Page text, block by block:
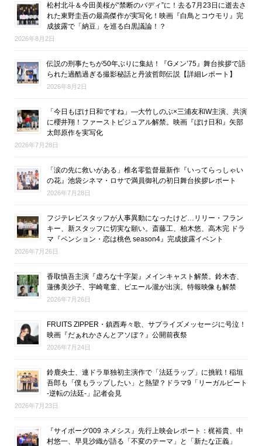
松村北斗＆今田美桜が“禁断のバディ”に！去る7月23日に逝去さ
れた東野圭吾の最高傑作が実写化！映画『白鳥とコウモリ』完
成披露で「納豆」を巡る白黒議論！？
2026年8月2日
伝説の刑事たちが50年ぶりに集結！『Gメン’75』舞台挨拶で語
られた過酷過ぎる撮影秘話と丹波哲郎伝説【詳細レポート】
2026年8月2日
「今日もぼけ日和ですね」―大竹しのぶ×三浦友和W主演、共演
に櫻井翔！ファーストビジュアル解禁。映画『ぼけ日和』矢部
太郎原作を実写化
2026年7月28日
「涙の先に救いがある」椎名零監督最新作『いってらっしゃい
の花』池袋シネマ・ロサで満員御礼の初日舞台挨拶レポート
2026年7月28日
フジテレビスタッフが人事異動になったけど…リリー・フラン
キー、新スタッフに切実な願い。斎藤工、柏木悠、高木完 ドラ
マ『ペンション・恋は桃色 season4』完成披露イベント
2026年7月26日
香取慎吾主演『虚ろな十字架』メインキャスト解禁。鈴木杏、
蓮佛美沙子、宇崎竜童、ピエール瀧が出演。特報映像も解禁
2026年7月26日
FRUITS ZIPPER・鎮西寿々歌、サプライズメッセージに号泣！
映画『だぁれかさんとアソぼ？』公開前夜祭
2026年7月24日
鈴鹿央士、連ドラ単独初主演作で「法廷ラップ」に挑戦！稲垣
吾郎も「僕もラップしたい」と熱望？ドラマ9「リーガルビート
-逆転の法廷-」記者会見
2026年7月23日
『サイボーグ009 ネメシス』先行上映会レポート：梶裕貴、中
村悠一、早見沙織が語る「不変のテーマ」と「新たな正義」